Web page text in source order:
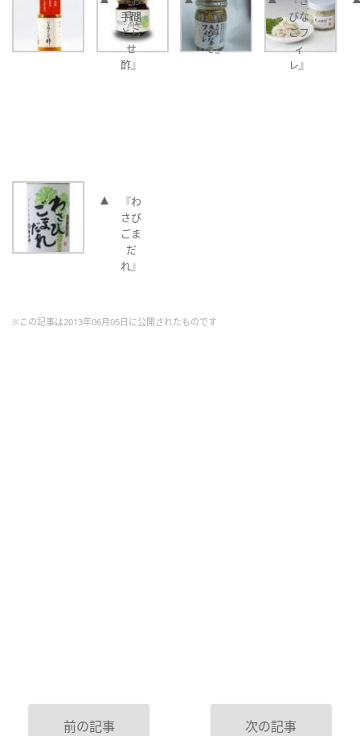
手間
とら
せ
酢』
進肉
み
そ』
びな
ごフ
ィ
レ』
『わ
さび
ごま
だ
れ』
※この記事は2013年06月05日に公開されたものです
前の記事 次の記事